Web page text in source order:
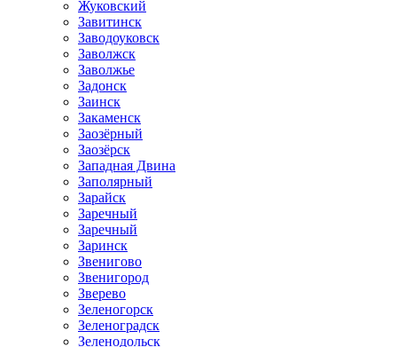
Жуковский
Завитинск
Заводоуковск
Заволжск
Заволжье
Задонск
Заинск
Закаменск
Заозёрный
Заозёрск
Западная Двина
Заполярный
Зарайск
Заречный
Заречный
Заринск
Звенигово
Звенигород
Зверево
Зеленогорск
Зеленоградск
Зеленодольск